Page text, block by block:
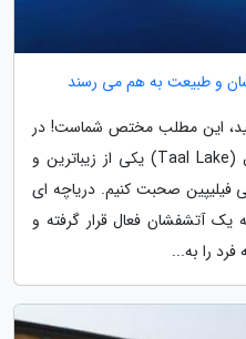
و طبیعت به هم می رسند
این مطلب مختص شماست! در
اینجا می خواهیم درباره دریاچه تال (Taal Lake) یکی از زیباترین و
فیلیپین صحبت کنیم. دریاچه ای
آتشفشان فعال قرار گرفته و
را به...